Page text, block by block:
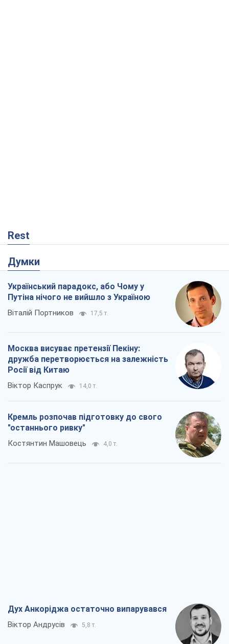
Rest
Думки
Український парадокс, або Чому у
Путіна нічого не вийшло з Україною
Віталій Портников 17,5 т.
Москва висуває претензії Пекіну:
дружба перетворюється на залежність
Росії від Китаю
Віктор Каспрук 14,0 т.
Кремль розпочав підготовку до свого
"останнього ривку"
Костянтин Машовець 4,0 т.
Дух Анкоріджа остаточно випарувався
Віктор Андрусів 5,8 т.